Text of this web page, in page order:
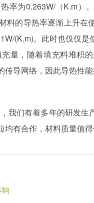
率为0.263W/（K.m）
料的导热率逐渐上升在
(K.m)。此时也仅仅
量，随着填充料堆积
导网络，因此导热性能
我们有着多年的研发
有合作，材料质量值得